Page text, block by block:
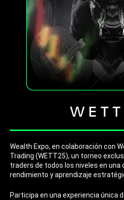
Wealth Expo, en colaboración con
Trading (WETT25), un torneo
traders de todos los niveles en una
rendimiento y aprendizaje
Participa en una experiencia única